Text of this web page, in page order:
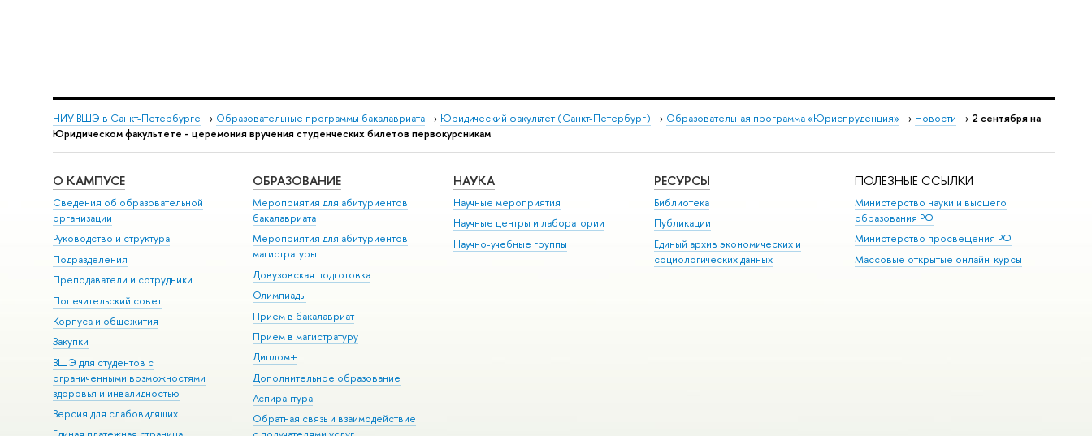
НИУ ВШЭ в Санкт-Петербурге → Образовательные программы бакалавриата→ Юридический факультет (Санкт-Петербург) → Образовательная программа «Юриспруденция» → Новости → 2 сентября на
Юридическом факультете - церемония вручения студенческих билетов первокурсникам
О КАМПУСЕ
Сведения об образовательной
организации
Руководство и структура
Подразделения
Преподаватели и сотрудники
Попечительский совет
Корпуса и общежития
Закупки
ВШЭ для студентов с
ограниченными возможностями
здоровья и инвалидностью
Версия для слабовидящих
ОБРАЗОВАНИЕ
Мероприятия для абитуриентов
бакалавриата
Мероприятия для абитуриентов
магистратуры
Довузовская подготовка
Олимпиады
Прием в бакалавриат
Прием в магистратуру
Диплом+
Дополнительное образование
Аспирантура
Обратная связь и взаимодействие
НАУКА
Научные мероприятия
Научные центры и лаборатории
Научно-учебные группы
РЕСУРСЫ
Библиотека
Публикации
Единый архив экономических и
социологических данных
ПОЛЕЗНЫЕ ССЫЛКИ
Министерство науки и высшего
образования РФ
Министерство просвещения РФ
Массовые открытые онлайн-курсы